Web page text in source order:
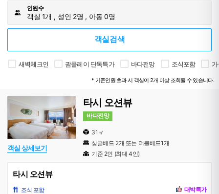
인원수
객실 1개 성인 2명 아동 0명
객실검색
새벽체크인 괌플레이 단독특가 바다전망 조식포함
* 기준인원 초과 시 객실이 2개 이상 조회될 수 있습니다.
객실 상세보기
타시 오션뷰
바다전망
31㎡
싱글베드 2개 또는 더블베드1개
기준 2인 (최대 4인)
타시 오션뷰
조식 포함
대박특가